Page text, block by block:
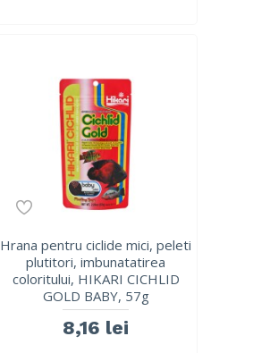
Hrana pentru ciclide mici, peleti
plutitori, imbunatatirea
coloritului, HIKARI CICHLID
GOLD BABY, 57g
8,16 lei